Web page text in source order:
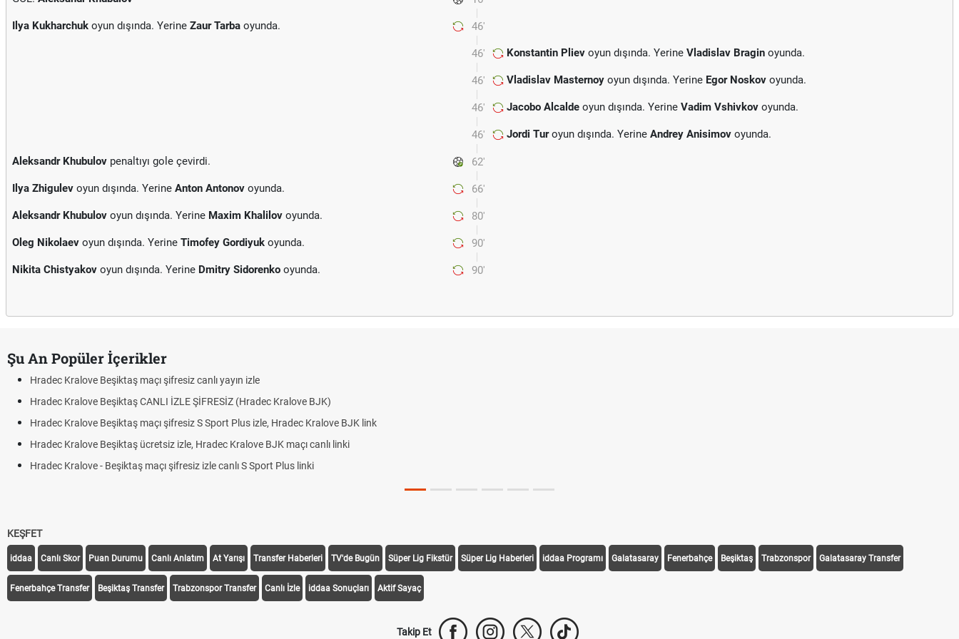
46'
Ilya Kukharchuk oyun dışında. Yerine Zaur Tarba oyunda.
46' Konstantin Pliev oyun dışında. Yerine Vladislav Bragin oyunda.
46' Vladislav Masternoy oyun dışında. Yerine Egor Noskov oyunda.
46' Jacobo Alcalde oyun dışında. Yerine Vadim Vshivkov oyunda.
46' Jordi Turoyun dışında. Yerine Andrey Anisimov oyunda.
62'
Aleksandr Khubulov penaltıyı gole çevirdi.
66'
Ilya Zhigulev oyun dışında. Yerine Anton Antonov oyunda.
80'
Aleksandr Khubulov oyun dışında. Yerine Maxim Khalilov oyunda.
90'
Oleg Nikolaev oyun dışında. Yerine Timofey Gordiyuk oyunda.
90'
Nikita Chistyakov oyun dışında. Yerine Dmitry Sidorenko oyunda.
Şu An Popüler İçerikler
Hradec Kralove Beşiktaş maçı şifresiz canlı yayın izle
Hradec Kralove Beşiktaş CANLI İZLE ŞİFRESİZ (Hradec Kralove BJK)
Hradec Kralove Beşiktaş maçı şifresiz S Sport Plus izle, Hradec Kralove BJK link
Hradec Kralove Beşiktaş ücretsiz izle, Hradec Kralove BJK maçı canlı linki
Hradec Kralove - Beşiktaş maçı şifresiz izle canlı S Sport Plus linki
KEŞFET
iddaa Canlı Skor Puan Durumu Canlı Anlatım At Yarışı Transfer Haberleri TV'de Bugün Süper Lig Fikstür Süper Lig Haberleri iddaa Programı Galatasaray Fenerbahçe Beşiktaş Trabzonspor Galatasaray Transfer
Fenerbahçe Transfer Beşiktaş Transfer Trabzonspor Transfer Canlı İzle iddaa Sonuçları Aktif Sayaç
Takip Et